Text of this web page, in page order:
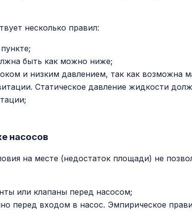
несколько правил:
быть как можно ниже;
и низким давлением, так как возможна
Статическое давление жидкости
насосов
на месте (недостаток площади) не
или клапаны перед насосом;
перед входом в насос. Эмпирическое